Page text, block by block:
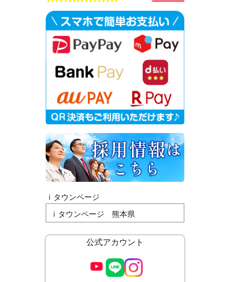
ｉタウンページ
ｉタウンページ 熊本県
公式アカウント